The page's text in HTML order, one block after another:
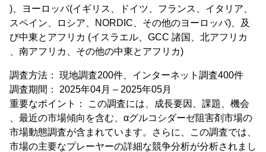
)、ヨーロッパ(イギリス、ドイツ、フランス、イタリア、
スペイン、ロシア、NORDIC、その他のヨーロッパ)、及
び中東とアフリカ (イスラエル、GCC 諸国、北アフリカ
、南アフリカ、その他の中東とアフリカ)
調査方法： 現地調査200件、インターネット調査400件
調査期間： 2025年04月 – 2025年05月
重要なポイント： この調査には、成長要因、課題、機会
、最近の市場傾向を含む、αグルコシダーゼ阻害剤市場の
市場動態調査が含まれています。さらに、この調査では、
市場の主要なプレーヤーの詳細な競争分析が分析されまし